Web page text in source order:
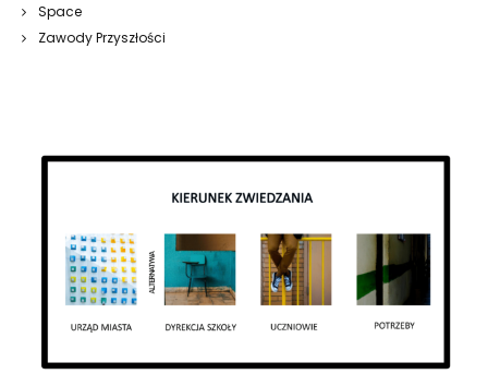
Space
Zawody Przyszłości